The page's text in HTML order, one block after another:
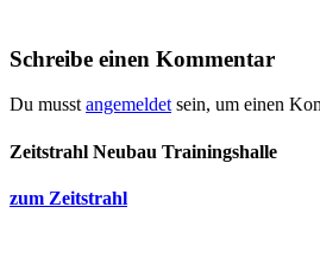
Schreibe einen Kommentar
Du musst angemeldet sein, um einen
Zeitstrahl Neubau Trainingshalle
zum Zeitstrahl